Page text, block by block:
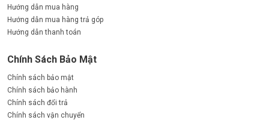
Hướng dẫn mua hàng
Hướng dẫn mua hàng trả góp
Hướng dẫn thanh toán
Chính Sách Bảo Mật
Chính sách bảo mật
Chính sách bảo hành
Chính sách đổi trả
Chính sách vận chuyển